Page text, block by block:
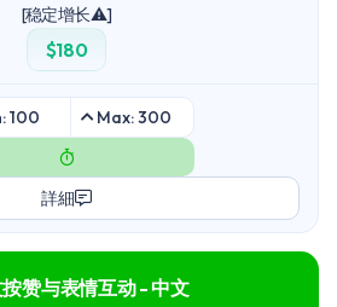
[稳定增长⚠️]
$180
100 Max: 300
詳細
赞与表情互动 - 中文